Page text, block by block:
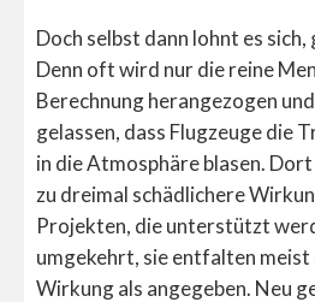
Doch selbst dann lohnt es sich,
Denn oft wird nur die reine
Berechnung herangezogen
gelassen, dass Flugzeuge die
in die Atmosphäre blasen. Dort
zu dreimal schädlichere
Projekten, die unterstützt
umgekehrt, sie entfalten
Wirkung als angegeben. Neu